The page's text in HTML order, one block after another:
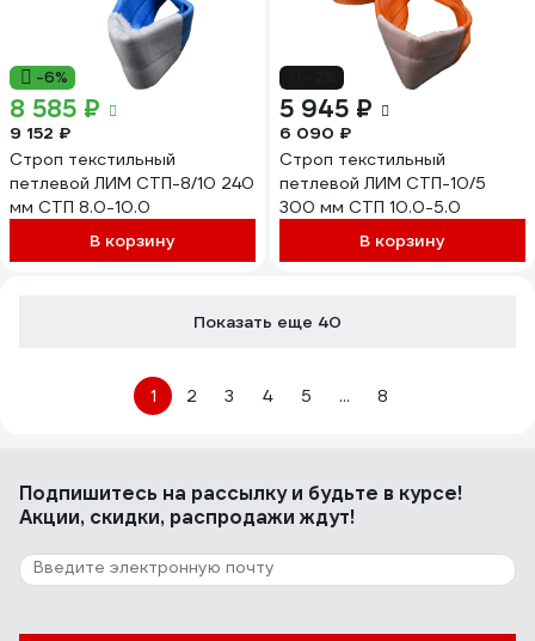
-6%
8 585 ₽
9 152 ₽
Строп текстильный
петлевой ЛИМ СТП-8/10 240
мм СТП 8.0-10.0
В корзину
5 945 ₽
6 090 ₽
Строп текстильный
петлевой ЛИМ СТП-10/5
300 мм СТП 10.0-5.0
В корзину
Показать еще 40
1 2 3 4 5 ... 8
Подпишитесь на рассылкуи будьте в курсе!
Акции, скидки, распродажи ждут!